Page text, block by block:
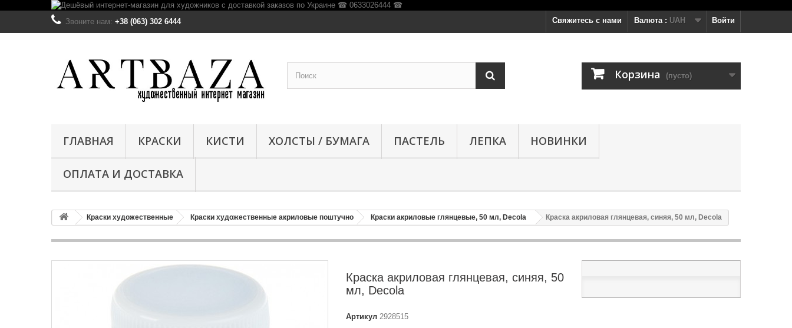
Войти
Валюта : UAH
Свяжитесь с нами
Звоните нам: +38 (063) 302 6444
Корзина (пусто)
ГЛАВНАЯ КРАСКИ КИСТИ ХОЛСТЫ / БУМАГА ПАСТЕЛЬ ЛЕПКА НОВИНКИ
ОПЛАТА И ДОСТАВКА
Краски художественные Краски художественные акриловые поштучно Краски акриловые глянцевые, 50 мл, Decola Краска акриловая глянцевая, синяя, 50 мл, Decola
Краска акриловая глянцевая, синяя, 50
мл, Decola
Артикул 2928515